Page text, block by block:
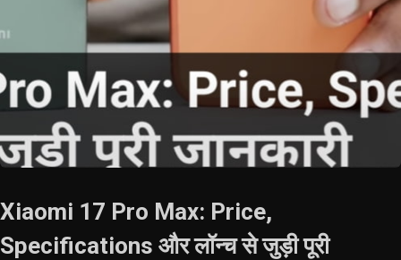
Xiaomi 17 Pro Max: Price,
Specifications और लॉन्च से जुड़ी पूरी